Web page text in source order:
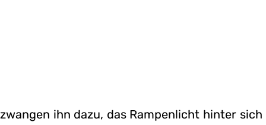
zwangen ihn dazu, das Rampenlicht hinter sich